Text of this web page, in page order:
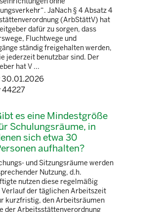
JaNach § 4 Absatz 4
(ArbStättV) hat
dafür zu sorgen, dass
Fluchtwege und
ständig freigehalten werden,
jederzeit benutzbar sind. Der
hat V ...
30.01.2026
44227
es eine Mindestgröße
Schulungsräume, in
sich etwa 30
aufhalten?
und Sitzungsräume werden
Nutzung, d.h.
nutzen diese regelmäßig
Verlauf der täglichen Arbeitszeit
kurzfristig, den Arbeitsräumen
der Arbeitsstättenverordnung